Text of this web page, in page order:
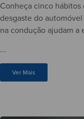
Conheça cinco
desgaste do
na condução ajudam a
...
Ver Mais